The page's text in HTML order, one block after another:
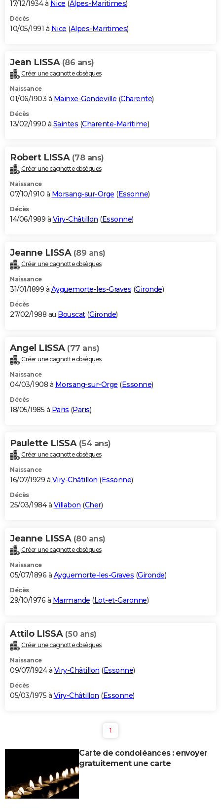
17/12/1934 à Nice (Alpes-Maritimes)
Décès
10/05/1991 à Nice (Alpes-Maritimes)
Jean LISSA (86 ans)
Créer une cagnotte obsèques
Naissance
01/06/1903 à Mainxe-Gondeville (Charente)
Décès
13/02/1990 à Saintes (Charente-Maritime)
Robert LISSA (78 ans)
Créer une cagnotte obsèques
Naissance
07/10/1910 à Morsang-sur-Orge (Essonne)
Décès
14/06/1989 à Viry-Châtillon (Essonne)
Jeanne LISSA (89 ans)
Créer une cagnotte obsèques
Naissance
31/01/1899 à Ayguemorte-les-Graves (Gironde)
Décès
27/02/1988 au Bouscat(Gironde)
Angel LISSA (77 ans)
Créer une cagnotte obsèques
Naissance
04/03/1908 à Morsang-sur-Orge (Essonne)
Décès
18/05/1985 à Paris (Paris)
Paulette LISSA (54 ans)
Créer une cagnotte obsèques
Naissance
16/07/1929 à Viry-Châtillon (Essonne)
Décès
25/03/1984 à Villabon (Cher)
Jeanne LISSA (80 ans)
Créer une cagnotte obsèques
Naissance
05/07/1896 à Ayguemorte-les-Graves (Gironde)
Décès
29/10/1976 à Marmande (Lot-et-Garonne)
Attilo LISSA (50 ans)
Créer une cagnotte obsèques
Naissance
09/07/1924 à Viry-Châtillon (Essonne)
Décès
05/03/1975 à Viry-Châtillon (Essonne)
1
Carte de condoléances : envoyer
gratuitement une carte